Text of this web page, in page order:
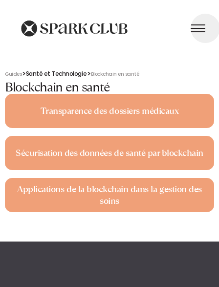
Guides>Santé et Technologie>Blockchain en santé
Blockchain en santé
Transparence des dossiers médicaux
Sécurisation des données de santé par blockchain
Applications de la blockchain dans la gestion des
soins